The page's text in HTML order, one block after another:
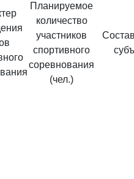
Планируемое
количество
участников
спортивного
соревнования
(чел.)